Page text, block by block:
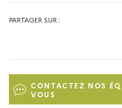
PARTAGER SUR
CONTACTEZ NOS
VOUS